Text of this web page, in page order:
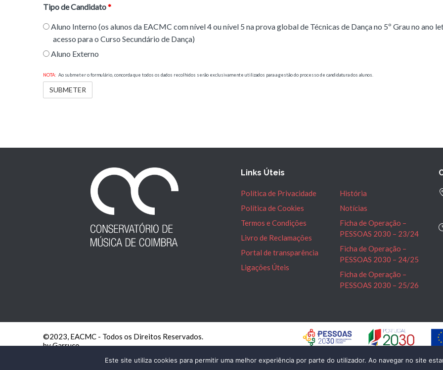
Tipo de Candidato*
Aluno Interno (os alunos da EACMC com nível 4 ou nível 5 na prova global de Técnicas de Dança no 5º Grau no ano
acesso para o Curso Secundário de Dança)
Aluno Externo
NOTA: Ao submeter o formulário, concorda que todos os dados recolhidos serão exclusivamente utilizados para a gestão do processo de candidatura dos alunos.
Links Úteis
Política de Privacidade
Política de Cookies
Termos e Condições
Livro de Reclamações
Portal de transparência
Ligações Úteis
História
Notícias
Ficha de Operação –
PESSOAS 2030 – 23/24
Ficha de Operação –
PESSOAS 2030 – 24/25
Ficha de Operação –
PESSOAS 2030 – 25/26
©2023, EACMC - Todos os Direitos Reservados.
by Garruço
Este site utiliza cookies para permitir uma melhor experiência por parte do utilizador. Ao navegar no site